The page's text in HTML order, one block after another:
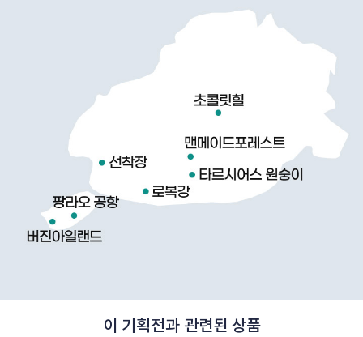
이 기획전과 관련된 상품